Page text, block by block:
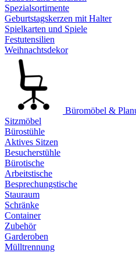
Spezialsortimente
Geburtstagskerzen mit Halter
Spielkarten und Spiele
Festutensilien
Weihnachtsdekor
Büromöbel &
Sitzmöbel
Bürostühle
Aktives Sitzen
Besucherstühle
Bürotische
Arbeitstische
Besprechungstische
Stauraum
Schränke
Container
Zubehör
Garderoben
Mülltrennung